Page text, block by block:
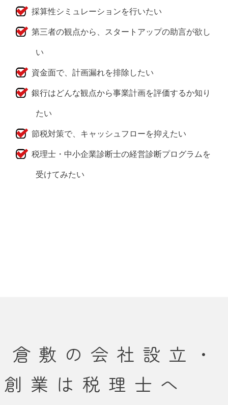
採算性シミュレーションを行いたい
第三者の観点から、スタートアップの助言が欲し
い
資金面で、計画漏れを排除したい
銀行はどんな観点から事業計画を評価するか知り
たい
節税対策で、キャッシュフローを抑えたい
税理士・中小企業診断士の経営診断プログラムを
受けてみたい
倉敷の会社設立・
創業は税理士へ